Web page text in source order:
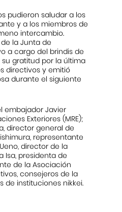
pudieron saludar a los
y a los miembros de
intercambio.
la Junta de
a cargo del brindis de
gratitud por la última
directivos y emitió
durante el siguiente
embajador Javier
Exteriores (MRE);
director general de
representante
director de la
Isa, presidenta de
de la Asociación
consejeros de la
de instituciones nikkei.